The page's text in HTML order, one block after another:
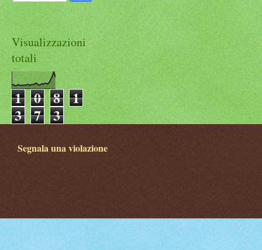
Visualizzazioni
totali
1 0 8 1
3 7 3
Segnala una violazione